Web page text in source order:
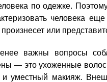
по одежке.
человека еще
произнесет или
важны вопросы
— это ухоженные
и уместный макияж.